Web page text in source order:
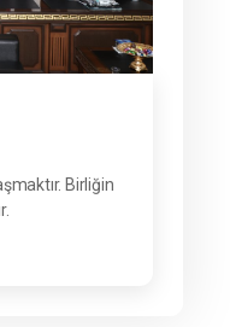
Birliğin